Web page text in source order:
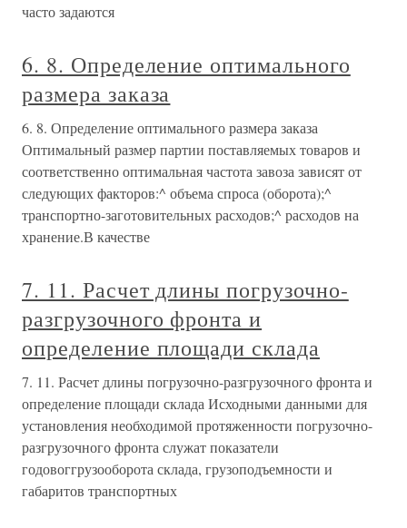
часто задаются
6. 8. Определение оптимального
размера заказа
6. 8. Определение оптимального размера заказа
Оптимальный размер партии поставляемых товаров и
соответственно оптимальная частота завоза зависят от
следующих факторов:^ объема спроса (оборота);^
транспортно-заготовительных расходов;^ расходов на
хранение.В качестве
7. 11. Расчет длины погрузочно-
разгрузочного фронта и
определение площади склада
7. 11. Расчет длины погрузочно-разгрузочного фронта и
определение площади склада Исходными данными для
установления необходимой протяженности погрузочно-
разгрузочного фронта служат показатели
годовоггрузооборота склада, грузоподъемности и
габаритов транспортных